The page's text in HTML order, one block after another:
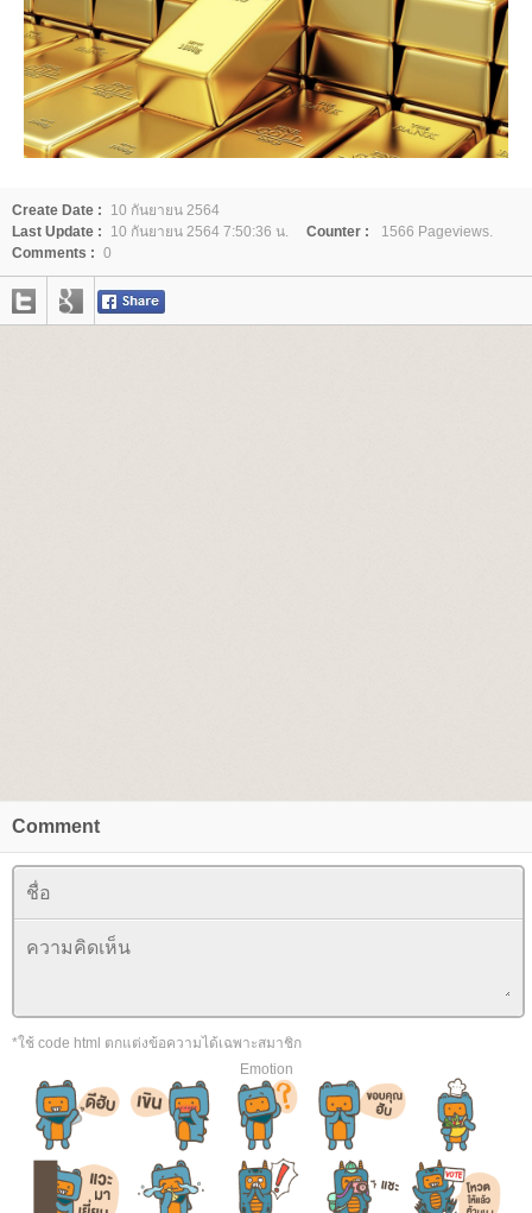
Create Date :
10 กันยายน 2564
Last Update :
10 กันยายน 2564 7:50:36 น. Counter :
1566 Pageviews.
Comments : 0
Comment
*ใช้ code html ตกแต่งข้อความได้เฉพาะสมาชิก
Emotion